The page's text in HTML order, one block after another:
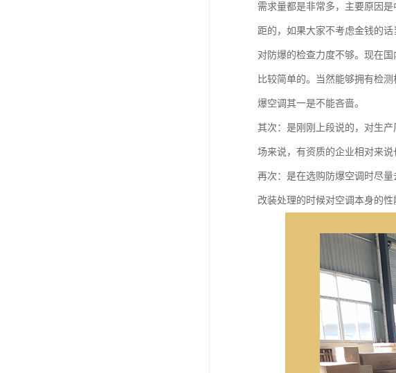
需求量都是非常多，主要原因
距的，如果大家不考虑金钱的
对防爆的检查力度不够。现在
比较简单的。当然能够拥有检
爆空调其一是不能吝啬。
其次：是刚刚上段说的，对生
场来说，有资质的企业相对来说
再次：是在选购防爆空调时尽
改装处理的时候对空调本身的